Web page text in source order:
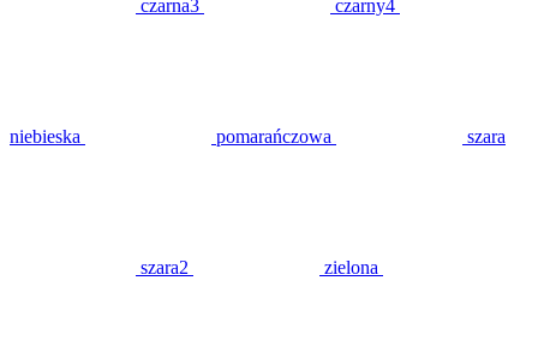
czarna3 czarny4
niebieska pomarańczowa szara
szara2 zielona